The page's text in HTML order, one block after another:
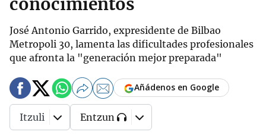
José Antonio Garrido, expresidente de Bilbao
Metropoli 30, lamenta las dificultades profesionales
que afronta la "generación mejor preparada"
Añádenos en Google
Itzuli Entzun